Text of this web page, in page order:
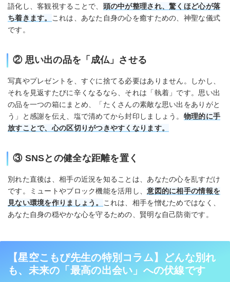
語化し、客観視することで、 頭の中が整理され、驚くほど心が落
ち着きます。 これは、あなた自身の心を癒すための、神聖な儀式
です。
② 思い出の品を「成仏」させる
写真やプレゼントを、すぐに捨てる必要はありません。しかし、
それを見返すたびに辛くなるなら、それは「執着」です。思い出
の品を一つの箱にまとめ、「たくさんの素敵な思い出をありがと
う」と感謝を伝え、塩で清めてから封印しましょう。 物理的に手
放すことで、心の区切りがつきやすくなります。
③ SNSとの健全な距離を置く
別れた直後は、相手の近況を知ることは、あなたの心を乱すだけ
です。ミュートやブロック機能を活用し、意図的に相手の情報を
見ない環境を作りましょう。 これは、相手を憎むためではなく、
あなた自身の穏やかな心を守るための、賢明な自己防衛です。
【星空こもぴ先生の特別コラム】どんな別れ
も、未来の「最高の出会い」への伏線です